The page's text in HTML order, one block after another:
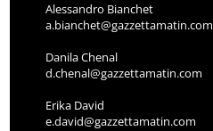
Alessandro Bianchet
a.bianchet@gazzettamatin.com
Danila Chenal
d.chenal@gazzettamatin.com
Erika David
e.david@gazzettamatin.com